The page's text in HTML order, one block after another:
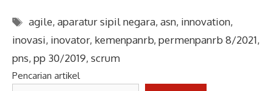
Tags
agile,aparatur sipil negara,asn, innovation,
inovasi, inovator, kemenpanrb, permenpanrb 8/2021,
pns, pp 30/2019, scrum
Pencarian artikel